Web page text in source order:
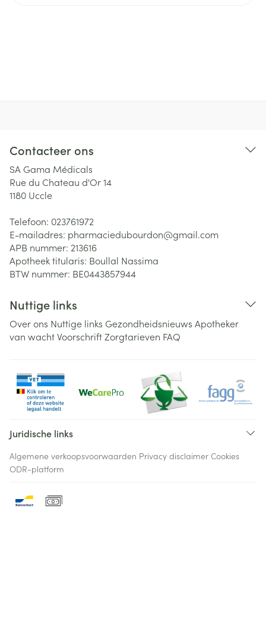
Contacteer ons
SA Gama Médicals
Rue du Chateau d'Or 14
1180 Uccle
Telefoon: 023761972
E-mailadres: pharmaciedubourdon@gmail.com
APB nummer: 213616
Apotheek titularis: Boullal Nassima
BTW nummer: BE0443857944
Nuttige links
Over ons Nuttige links Gezondheidsnieuws Apotheker
van wachtVoorschriftZorgtarieven FAQ
Juridische links
Algemene verkoopsvoorwaarden Privacy disclaimer Cookies
ODR-platform